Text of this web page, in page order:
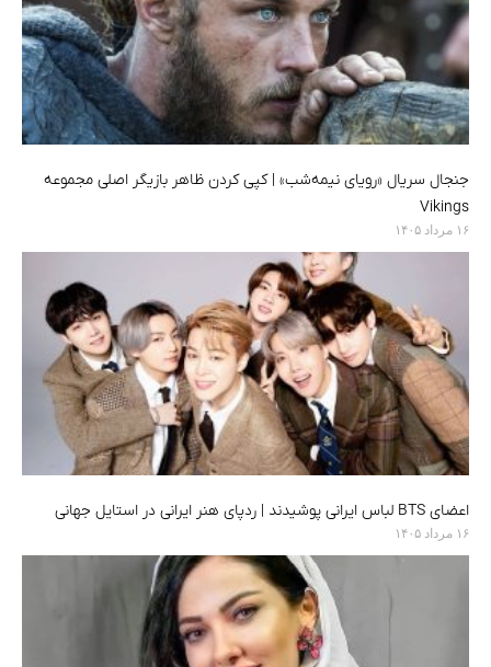
جنجال سریال «رویای نیمه‌شب» | کپی کردن ظاهر بازیگر اصلی مجموعه
Vikings
۱۶ مرداد ۱۴۰۵
اعضای BTS لباس ایرانی پوشیدند | ردپای هنر ایرانی در استایل جهانی
۱۶ مرداد ۱۴۰۵